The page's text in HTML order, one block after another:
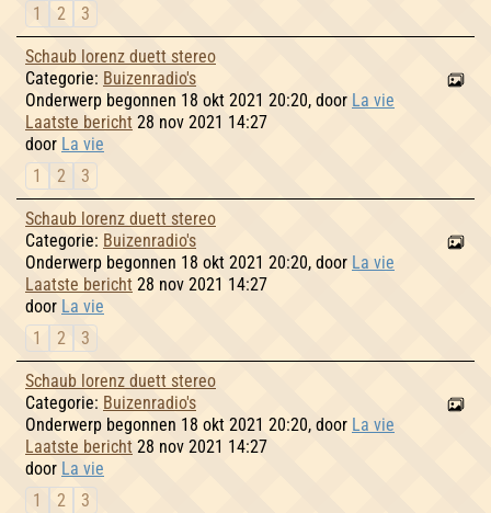
1
2 3
Schaub lorenz duett stereo
Categorie: Buizenradio's
Onderwerp begonnen 18 okt 2021 20:20, door La vie
Laatste bericht 28 nov 2021 14:27
door La vie
1
2 3
Schaub lorenz duett stereo
Categorie: Buizenradio's
Onderwerp begonnen 18 okt 2021 20:20, door La vie
Laatste bericht 28 nov 2021 14:27
door La vie
1
2 3
Schaub lorenz duett stereo
Categorie: Buizenradio's
Onderwerp begonnen 18 okt 2021 20:20, door La vie
Laatste bericht 28 nov 2021 14:27
door La vie
1
2 3